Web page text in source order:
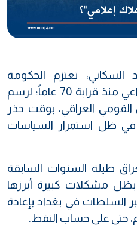
تعتزم الحكومة
العراقية تنفيذ أول تعداد زراعي منذ قرابة 70 عاماً؛ لرسم
العراقي، بوقت حذر
ظل استمرار السياسات
طيلة السنوات السابقة
مشكلات كبيرة أبرزها
السلطات في بغداد بإعادة
حتى على حساب النفط.